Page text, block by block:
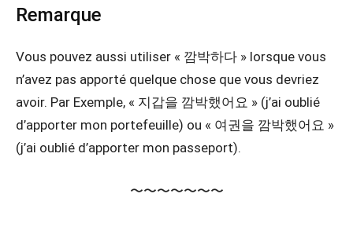
Remarque
Vous pouvez aussi utiliser « 깜박하다 » lorsque vous
n’avez pas apporté quelque chose que vous devriez
avoir. Par Exemple, « 지갑을 깜박했어요 » (j’ai oublié
d’apporter mon portefeuille) ou « 여권을 깜박했어요 »
(j’ai oublié d’apporter mon passeport).
〜〜〜〜〜〜〜